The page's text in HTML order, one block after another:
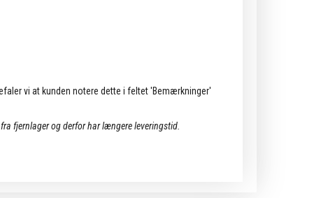
vi at kunden notere dette i feltet 'Bemærkninger'
fjernlager og derfor har længere leveringstid.